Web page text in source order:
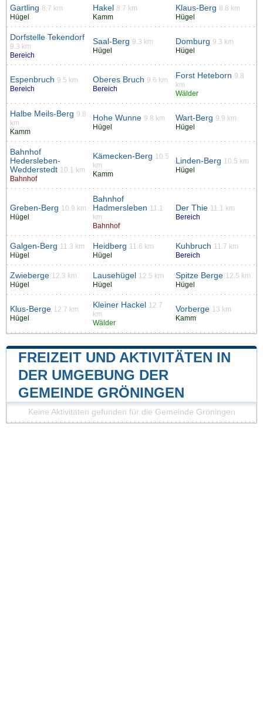
Gartling 8.7 km
Hügel
Hakel 8.7 km
Kamm
Klaus-Berg 8.8 km
Hügel
Dorfstelle Tekendorf
9.3 km
Bereich
Saal-Berg 9.3 km
Hügel
Domburg 9.3 km
Hügel
Espenbruch 9.5 km
Bereich
Oberes Bruch 9.6 km
Bereich
Forst Heteborn 9.8
km
Wälder
Halbe Meils-Berg 9.8
km
Kamm
Hohe Wunne 9.8 km
Hügel
Wart-Berg 9.9 km
Hügel
Bahnhof
Hedersleben-
Wedderstedt 10.1 km
Bahnhof
Kämecken-Berg 10.5
km
Kamm
Linden-Berg 10.5 km
Hügel
Greben-Berg 10.9 km
Hügel
Bahnhof
Hadmersleben 11.1
km
Bahnhof
Der Thie 11.1 km
Bereich
Galgen-Berg 11.3 km
Hügel
Heidberg 11.6 km
Hügel
Kuhbruch 11.7 km
Bereich
Zwieberge 12.3 km
Hügel
Lausehügel 12.5 km
Hügel
Spitze Berge 12.5 km
Hügel
Klus-Berge 12.7 km
Hügel
Kleiner Hackel 12.7
km
Wälder
Vorberge 13 km
Kamm
FREIZEIT UND AKTIVITÄTEN IN
DER UMGEBUNG DER
GEMEINDE GRÖNINGEN
Keine Aktivitäten gefunden für die Gemeinde Gröningen